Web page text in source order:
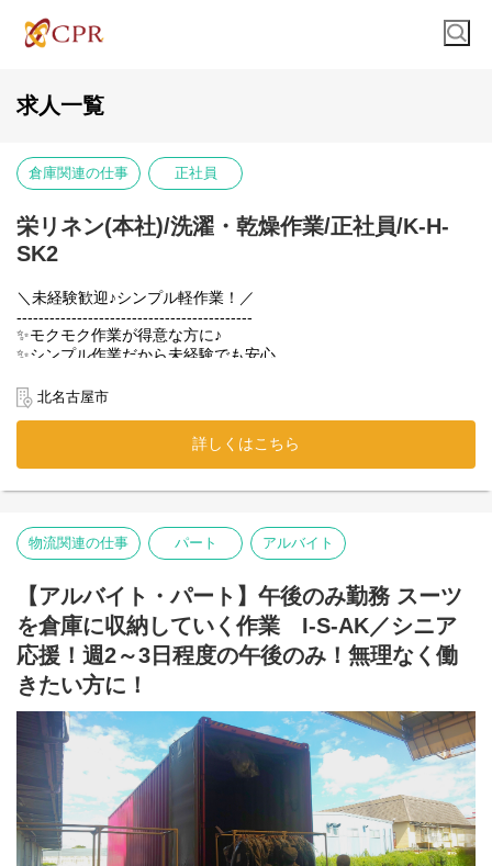
求人一覧
倉庫関連の仕事 正社員
栄リネン(本社)/洗濯・乾燥作業/正社員/K-H-
SK2
＼未経験歓迎♪シンプル軽作業！／
-------------------------------------------
✨モクモク作業が得意な方に♪
✨シンプル作業だから未経験でも安心
✨わからないことはすぐに聞ける環境！
✨週休2日制でプライベートも充実
✨平日休みを取りたい方にオススメ
-------------------------------------------
【仕事内容】
ホテルや宿泊施設から回収された
作業の流れはとってもカンタン♪
■リネン類を仕分け
回収されたシーツ・枕カバー・
タオルなどを種類ごとに分けます。
シーツは大きさや糸の色をみて、
種類ごとに仕分け！
↓
仕分けした製品を専用の大型洗濯機へ
■折りたたみ機にセット
洗濯・乾燥が終わった製品を機械へ
タオル作業は機械を使用し、
汚れや破れのチェックも行います。
↓
■ボタンを押すだけ！
北名古屋市
詳しくはこちら
物流関連の仕事 パート アルバイト
【アルバイト・パート】午後のみ勤務 スーツ
を倉庫に収納していく作業 I-S-AK／シニア
応援！週2～3日程度の午後のみ！無理なく働
きたい方に！